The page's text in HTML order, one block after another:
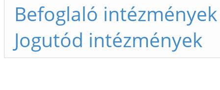
Befoglaló intézmények
Jogutód intézmények